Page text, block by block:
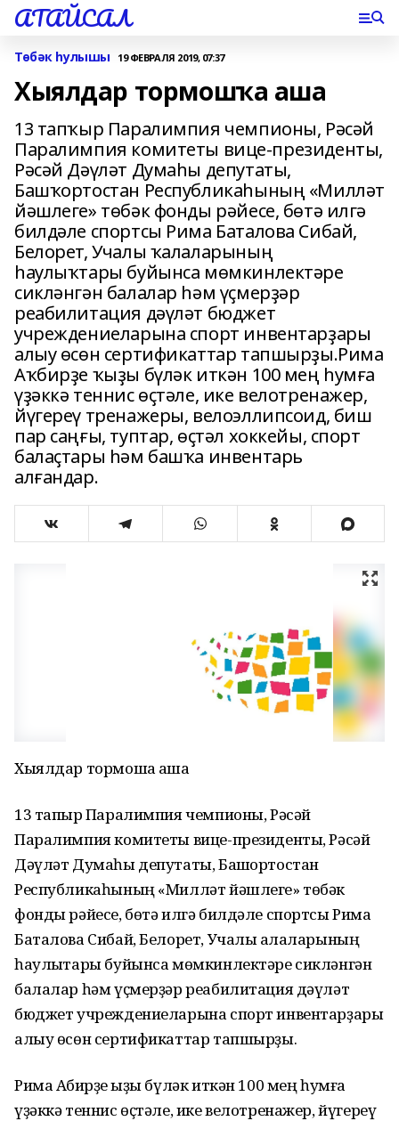
АТАЙСАЛ
Төбәк һулышы 19 ФЕВРАЛЯ 2019, 07:37
Хыялдар тормошҡа аша
13 тапҡыр Паралимпия чемпионы, Рәсәй
Паралимпия комитеты вице-президенты,
Рәсәй Дәүләт Думаһы депутаты,
Башҡортостан Республикаһының «Милләт
йәшлеге» төбәк фонды рәйесе, бөтә илгә
билдәле спортсы Рима Баталова Сибай,
Белорет, Учалы ҡалаларының
һаулыҡтары буйынса мөмкинлектәре
сикләнгән балалар һәм үҫмерҙәр
реабилитация дәүләт бюджет
учреждениеларына спорт инвентарҙары
алыу өсөн сертификаттар тапшырҙы.Рима
Аҡбирҙе ҡыҙы бүләк иткән 100 мең һумға
үҙәккә теннис өҫтәле, ике велотренажер,
йүгереү тренажеры, велоэллипсоид, биш
пар саңғы, туптар, өҫтәл хоккейы, спорт
балаҫтары һәм башҡа инвентарь
алғандар.
Хыялдар тормошҡа аша
13 тапҡыр Паралимпия чемпионы, Рәсәй
Паралимпия комитеты вице-президенты, Рәсәй
Дәүләт Думаһы депутаты, Башҡортостан
Республикаһының «Милләт йәшлеге» төбәк
фонды рәйесе, бөтә илгә билдәле спортсы Рима
Баталова Сибай, Белорет, Учалы ҡалаларының
һаулыҡтары буйынса мөмкинлектәре сикләнгән
балалар һәм үҫмерҙәр реабилитация дәүләт
бюджет учреждениеларына спорт инвентарҙары
алыу өсөн сертификаттар тапшырҙы.
Рима Аҡбирҙе ҡыҙы бүләк иткән 100 мең һумға
үҙәккә теннис өҫтәле, ике велотренажер, йүгереү